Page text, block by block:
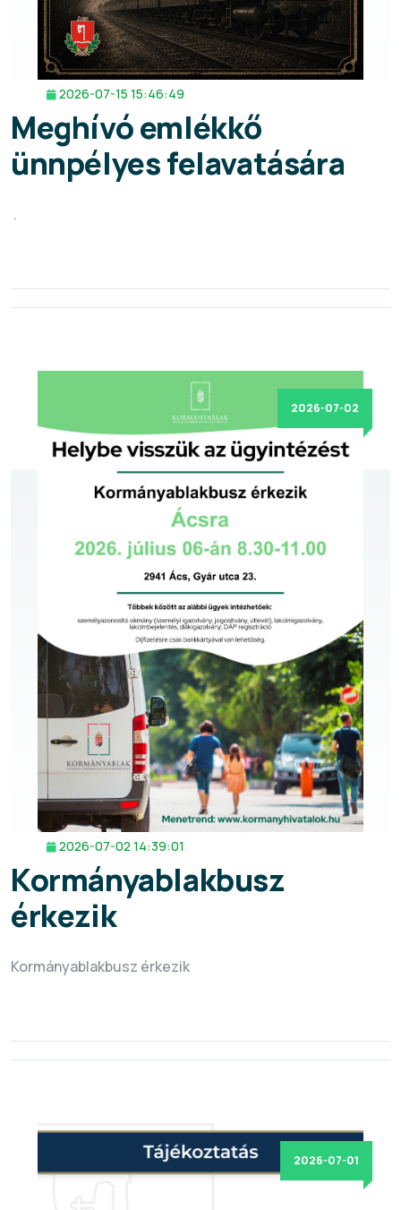
2026-07-15 15:46:49
Meghívó emlékkő
ünnpélyes felavatására
.
2026-07-02
2026-07-02 14:39:01
Kormányablakbusz
érkezik
Kormányablakbusz érkezik
2026-07-01